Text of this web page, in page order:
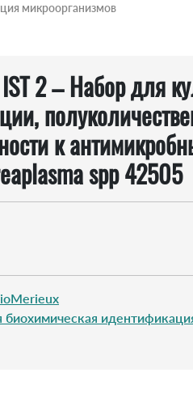
микроорганизмов
2 – Набор для
к
spp 42505
биохимическая